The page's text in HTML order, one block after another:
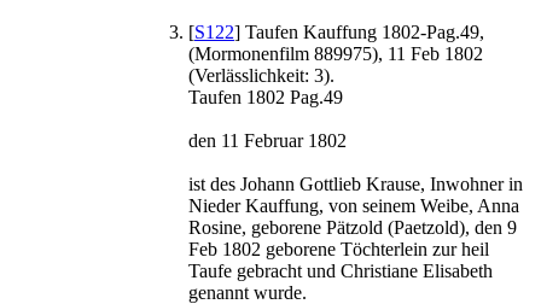
[S122] Taufen Kauffung 1802-Pag.49,
(Mormonenfilm 889975), 11 Feb 1802
(Verlässlichkeit: 3).
Taufen 1802 Pag.49
den 11 Februar 1802
ist des Johann Gottlieb Krause, Inwohner in
Nieder Kauffung, von seinem Weibe, Anna
Rosine, geborene Pätzold (Paetzold), den 9
Feb 1802 geborene Töchterlein zur heil
Taufe gebracht und Christiane Elisabeth
genannt wurde.